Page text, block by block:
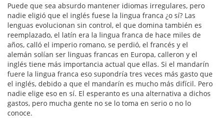
Puede que sea absurdo mantener idiomas irregulares, pero
nadie eligió que el inglés fuese la lingua franca ¿o sí? Las
lenguas evolucionan sin control, el que domina también es
reemplazado, el latín era la lingua franca de hace miles de
años, calló el imperio romano, se perdió, el francés y el
alemán solían ser linguas francas en Europa, calleron y el
inglés tiene más importancia actual que ellas. Si el mandarín
fuere la lingua franca eso supondría tres veces más gasto que
el inglés, debido a que el mandarín es mucho más difícil. Pero
nadie elige eso en sí. El esperanto es una alternativa a dichos
gastos, pero mucha gente no se lo toma en serio o no lo
conoce.